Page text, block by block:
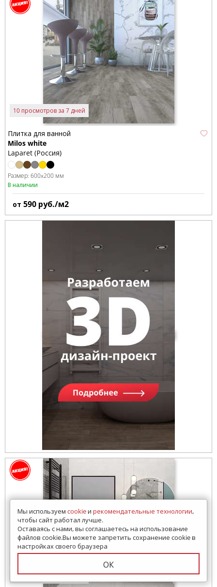
10 просмотров за 7 дней
Плитка для ванной
Milos white
Laparet (Россия)
Размер: 600x200 мм
В наличии
от 590 руб./м2
Образец в шоуруме
Мы используем cookieи рекомендательные технологии,
чтобы сайт работал лучше.
Оставаясь с нами, вы соглашаетесь на использование
файлов cookie.Вы можете запретить сохранение cookie в
настройках своего браузера
ОК